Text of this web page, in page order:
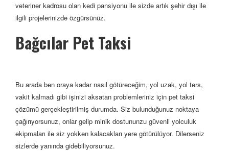
veteriner kadrosu olan kedi pansiyonu ile sizde artık şehir dışı ile
ilgili projelerinizde özgürsünüz.
Bağcılar Pet Taksi
Bu arada ben oraya kadar nasıl götüreceğim, yol uzak, yol ters,
vakit kalmadı gibi işinizi aksatan problemleriniz için pet taksi
çözümü gerçekleştirilmiş durumda. Siz bulunduğunuz noktaya
çağırıyorsunuz, onlar gelip minik dostununzu güvenli yolculuk
ekipmaları ile siz yokken kalacakları yere götürülüyor. Dilerseniz
sizlerde yanında gidebiliyorsunuz.